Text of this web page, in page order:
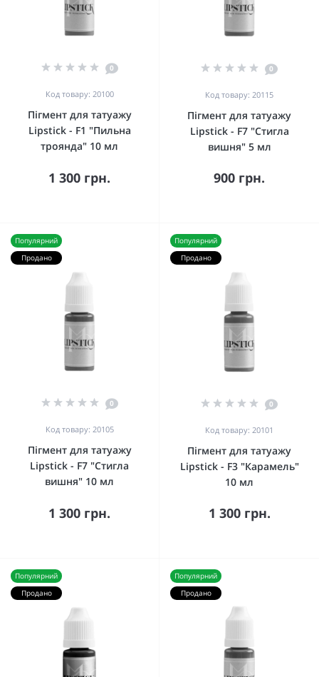
0
Код товару: 20100
Пігмент для татуажу
Lipstick - F1 "Пильна
троянда" 10 мл
1 300 грн.
0
Код товару: 20115
Пігмент для татуажу
Lipstick - F7 "Стигла
вишня" 5 мл
900 грн.
Популярний
Продано
0
Код товару: 20105
Пігмент для татуажу
Lipstick - F7 "Стигла
вишня" 10 мл
1 300 грн.
Популярний
Продано
0
Код товару: 20101
Пігмент для татуажу
Lipstick - F3 "Карамель"
10 мл
1 300 грн.
Популярний
Продано
Популярний
Продано